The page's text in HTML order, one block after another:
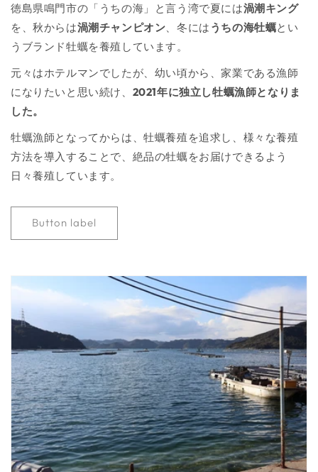
徳島県鳴門市の「うちの海」と言う湾で夏には渦潮キング
を、秋からは渦潮チャンピオン 、冬には うちの海牡蠣とい
うブランド牡蠣を養殖しています。
元々はホテルマンでしたが、幼い頃から、家業である漁師
になりたいと思い続け、 2021年に独立し牡蠣漁師となりま
した。
牡蠣漁師となってからは、牡蠣養殖を追求し、様々な養殖
方法を導入することで、絶品の牡蠣をお届けできるよう
日々養殖しています。
Button label